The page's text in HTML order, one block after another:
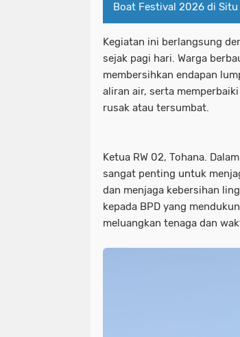
Boat Festival 2026 di Situ
Kegiatan ini berlangsung
sejak pagi hari. Warga
membersihkan endapan
aliran air, serta
rusak atau tersumbat.
Ketua RW 02, Tohana.
sangat penting untuk
dan menjaga kebersihan
kepada BPD yang
meluangkan tenaga dan